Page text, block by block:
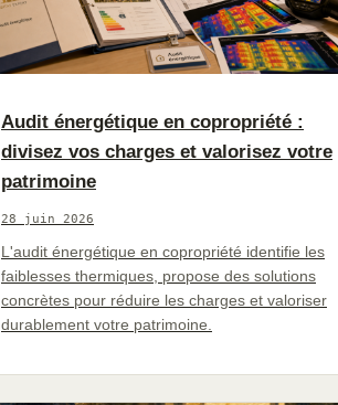
Audit énergétique en copropriété :
divisez vos charges et valorisez votre
patrimoine
28 juin 2026
L'audit énergétique en copropriété identifie les
faiblesses thermiques, propose des solutions
concrètes pour réduire les charges et valoriser
durablement votre patrimoine.